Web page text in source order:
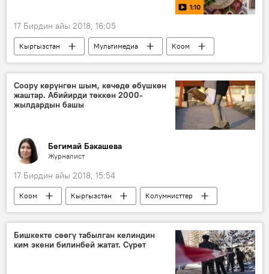
1:10
17 Бирдин айы 2018, 16:05
Кыргызстан Мультимедиа
Коом
Видео
Жаңылыктар
тамак-аш
Соору көрүнгөн шым, көчөдө өбүшкөн
жаштар. Абийирди төккөн 2000-
жылдардын башы
Бегимай Бакашева
Журналист
17 Бирдин айы 2018, 15:54
Коом Кыргызстан
Колумнисттер
Жаңылыктар
Бишкек
студент
мода
кийим-кече
Бишкекте сөөгү табылган келиндин
ким экени билинбей жатат. Сүрөт